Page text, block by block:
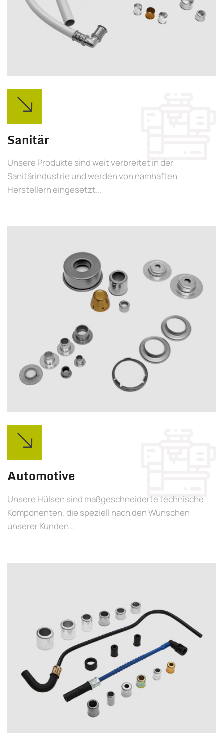
Sanitär
Unsere Produkte sind weit verbreitet in der
Sanitärindustrie und werden von namhaften
Herstellern eingesetzt...
Automotive
Unsere Hülsen sind maßgeschneiderte technische
Komponenten, die speziell nach den Wünschen
unserer Kunden...